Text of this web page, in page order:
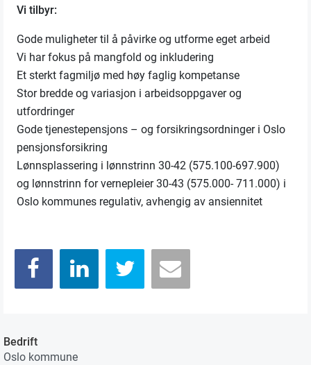
Vi tilbyr:
Gode muligheter til å påvirke og utforme eget arbeid
Vi har fokus på mangfold og inkludering
Et sterkt fagmiljø med høy faglig kompetanse
Stor bredde og variasjon i arbeidsoppgaver og
utfordringer
Gode tjenestepensjons – og forsikringsordninger i Oslo
pensjonsforsikring
Lønnsplassering i lønnstrinn 30-42 (575.100-697.900)
og lønnstrinn for vernepleier 30-43 (575.000- 711.000) i
Oslo kommunes regulativ, avhengig av ansiennitet
Bedrift
Oslo kommune